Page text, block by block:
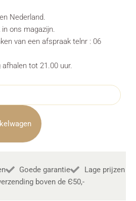
Nederland.
ons magazijn.
van een afspraak telnr : 06
tot 21.00 uur.
Goede garantie
Lage prijzen
boven de Є50,-